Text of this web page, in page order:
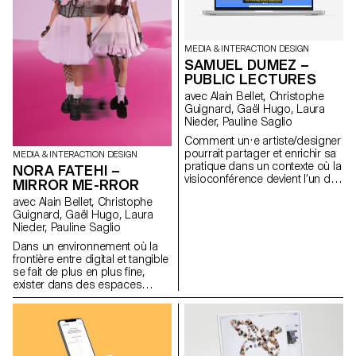
capsule temporelle sous la
forme de tickets,
textuelles. www.memogram.ch
MEDIA & INTERACTION DESIGN
NORA FATEHI –
MIRROR ME-RROR
avec Alain Bellet, Christophe
Guignard, Gaël Hugo, Laura
Nieder, Pauline Saglio
Dans un environnement où la
frontière entre digital et tangible
se fait de plus en plus fine,
exister dans des espaces
immatériels implique le
avatar souvent créé à son
image. Habiter dans ces
mondes en fusion conduit
MEDIA & INTERACTION DESIGN
SAMUEL DUMEZ –
PUBLIC LECTURES
avec Alain Bellet, Christophe
Guignard, Gaël Hugo, Laura
Nieder, Pauline Saglio
Comment un·e artiste/designer
pourrait partager et enrichir sa
pratique dans un contexte où la
visioconférence devient l’un des
le biais de commentaires et
d’échanges de contenu, Public
Lectures cherche à effacer les
frontières habituelles entre